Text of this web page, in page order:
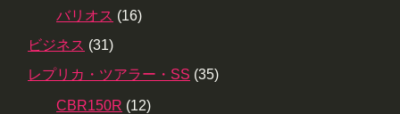
バリオス (16)
ビジネス (31)
レプリカ・ツアラー・SS (35)
CBR150R (12)